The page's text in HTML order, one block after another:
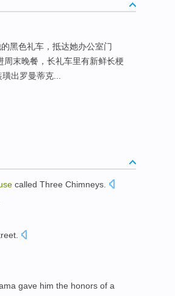
黑色礼车，抵达她办公室门
周末晚餐，长礼车里有新鲜长梗
出罗曼蒂克...
called Three Chimneys.
gave him the honors of a